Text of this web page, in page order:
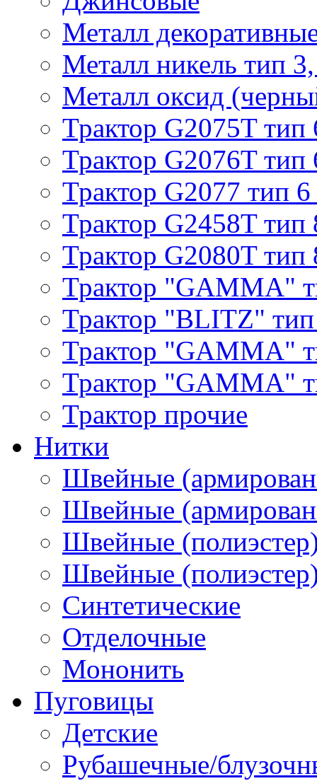
Металл
Металл никель тип
Металл оксид
Трактор G2075T тип
Трактор G2076T тип
Трактор G2077 тип 6
Трактор G2458T тип
Трактор G2080T тип
Трактор "GAMMA"
Трактор "BLITZ"
Трактор "GAMMA"
Трактор "GAMMA"
Трактор прочие
Нитки
Швейные
Швейные
Швейные
Швейные
Синтетические
Отделочные
Мононить
Пуговицы
Детские
Рубашечные/